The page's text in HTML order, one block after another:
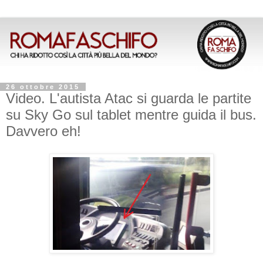
26 ottobre 2015
Video. L'autista Atac si guarda le partite
su Sky Go sul tablet mentre guida il bus.
Davvero eh!